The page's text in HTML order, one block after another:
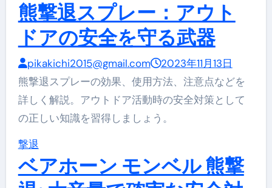
熊撃退スプレー：アウト
ドアの安全を守る武器
pikakichi2015@gmail.com
2023年11月13日
熊撃退スプレーの効果、使用方法、注意点などを
詳しく解説。アウトドア活動時の安全対策として
の正しい知識を習得しましょう。
撃退
ベアホーン モンベル 熊撃